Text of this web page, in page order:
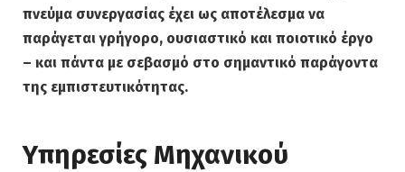
πνεύμα συνεργασίας έχει ως αποτέλεσμα να
παράγεται γρήγορο, ουσιαστικό και ποιοτικό έργο
– και πάντα με σεβασμό στο σημαντικό παράγοντα
της εμπιστευτικότητας.
Υπηρεσίες Μηχανικού